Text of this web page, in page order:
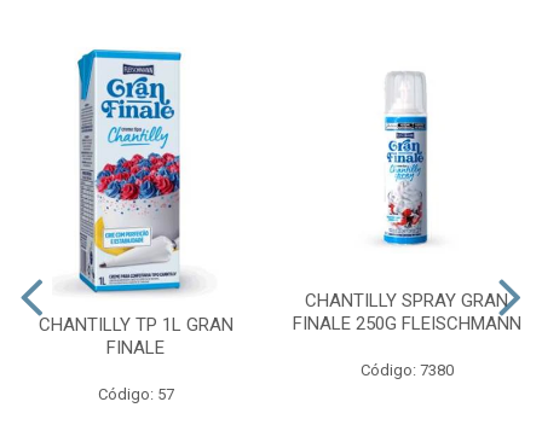
CHANTILLY TP 1L GRAN
FINALE
Código: 57
CHANTILLY SPRAY GRAN
FINALE 250G FLEISCHMANN
Código: 7380